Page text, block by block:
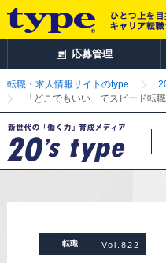
応募管理
転職・求人情報サイトのtype
「どこでもいい」でスピード転
転職 Vol.822